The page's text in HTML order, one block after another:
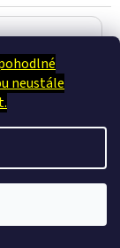
neustále
U NÁS